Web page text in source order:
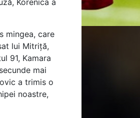
mingea, care
lui Mitriță,
91, Kamara
mai
a trimis o
noastre,